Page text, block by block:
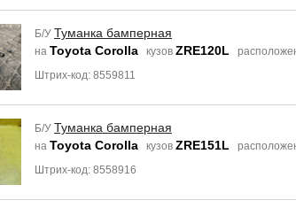
Б/У Туманка бамперная
на Toyota Corolla кузов ZRE120L
Штрих-код: 8559811
Б/У Туманка бамперная
на Toyota Corolla кузов ZRE151L
Штрих-код: 8558916